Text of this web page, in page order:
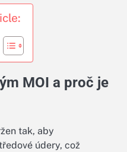
MOI a proč je
tak, aby
údery, což